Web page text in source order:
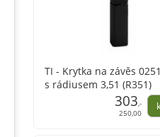
TI - Krytka na závěs 0251
s rádiusem 3,51 (R351)
303,-
250,00